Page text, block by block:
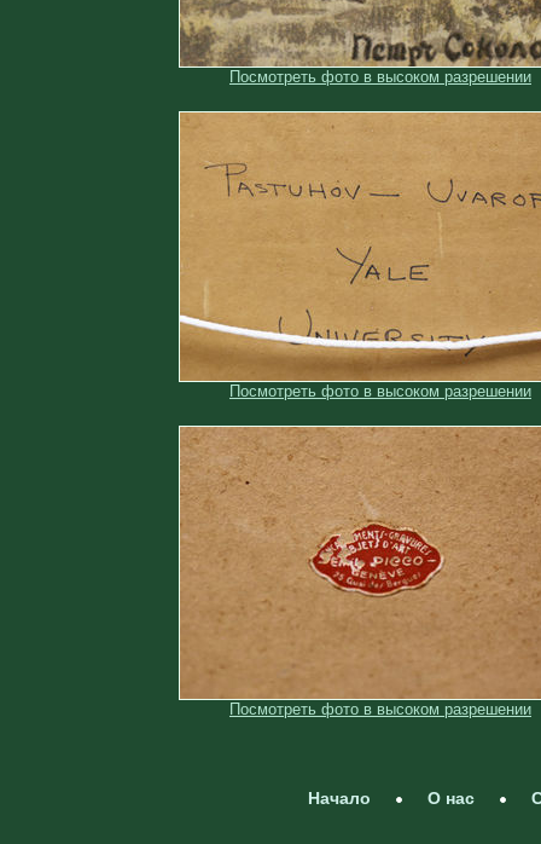
Посмотреть фото в высоком разрешении
Посмотреть фото в высоком разрешении
Посмотреть фото в высоком разрешении
Начало О нас